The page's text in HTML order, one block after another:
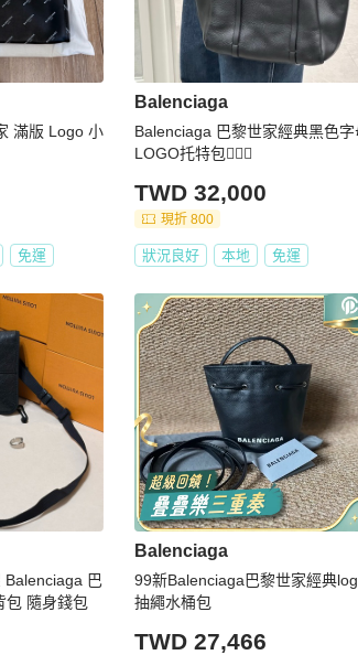
滿版 Logo 小
免運
Balenciaga
Balenciaga 巴黎世家經典黑色字
LOGO托特包🦹🏼‍♀️
TWD 32,000
現折 800
狀況良好 本地 免運
Balenciaga 巴
包 隨身錢包
Balenciaga
99新Balenciaga巴黎世家經典
抽繩水桶包
TWD 27,466